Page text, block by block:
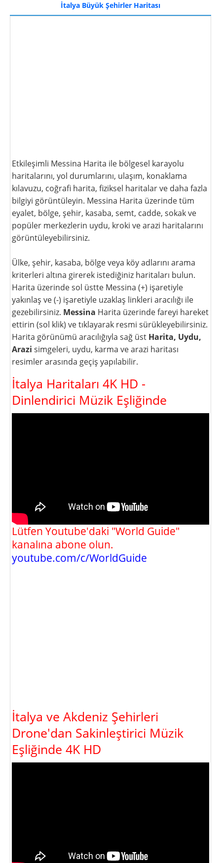
İtalya Büyük Şehirler Haritası
Etkileşimli Messina Harita ile bölgesel karayolu
haritalarını, yol durumlarını, ulaşım, konaklama
kılavuzu, coğrafi harita, fiziksel haritalar ve daha fazla
bilgiyi görüntüleyin. Messina Harita üzerinde tüm
eyalet, bölge, şehir, kasaba, semt, cadde, sokak ve
popüler merkezlerin uydu, kroki ve arazi haritalarını
görüntüleyebilirsiniz.
Ülke, şehir, kasaba, bölge veya köy adlarını arama
kriterleri altına girerek istediğiniz haritaları bulun.
Harita üzerinde sol üstte Messina (+) işaretiyle
yakınlaş ve (-) işaretiyle uzaklaş linkleri aracılığı ile
gezebilirsiniz. Messina Harita üzerinde fareyi hareket
ettirin (sol klik) ve tıklayarak resmi sürükleyebilirsiniz.
Harita görünümü aracılığıyla sağ üst Harita, Uydu,
Arazi simgeleri, uydu, karma ve arazi haritası
resimler arasında geçiş yapılabilir.
İtalya Haritaları 4K HD -
Dinlendirici Müzik Eşliğinde
Lütfen Youtube'daki "World Guide"
kanalına abone olun.
youtube.com/c/WorldGuide
İtalya ve Akdeniz Şehirleri
Drone'dan Sakinleştirici Müzik
Eşliğinde 4K HD